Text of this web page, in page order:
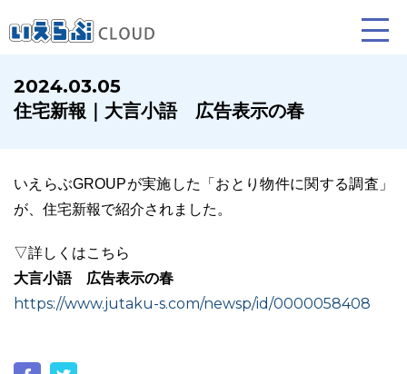
2024.03.05
住宅新報｜大言小語 広告表示の春
いえらぶGROUPが実施した「おとり物件に関する調査」
が、住宅新報で紹介されました。
▽詳しくはこちら
大言小語 広告表示の春
https://www.jutaku-s.com/newsp/id/0000058408